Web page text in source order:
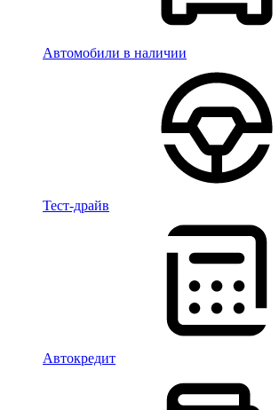
Автомобили в наличии
Тест-драйв
Автокредит